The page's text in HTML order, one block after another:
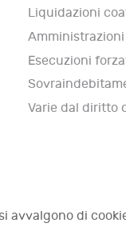
Liquidazioni
Esecuzioni
Varie dal diritto
avvalgono di